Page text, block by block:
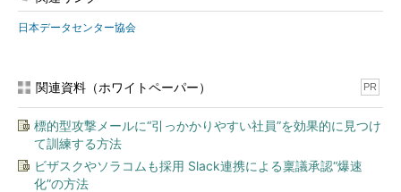
日本データセンター協会
関連資料（ホワイトペーパー） PR
標的型攻撃メールに“引っかかりやすい社員”を効果的に見つけ
て訓練する方法
ビザスクやソラコムも採用 Slack連携による稟議承認“爆速
化”の方法